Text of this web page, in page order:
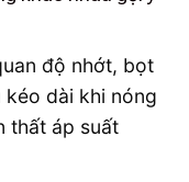
độ nhớt, bọt
kéo dài khi nóng
thất áp suất